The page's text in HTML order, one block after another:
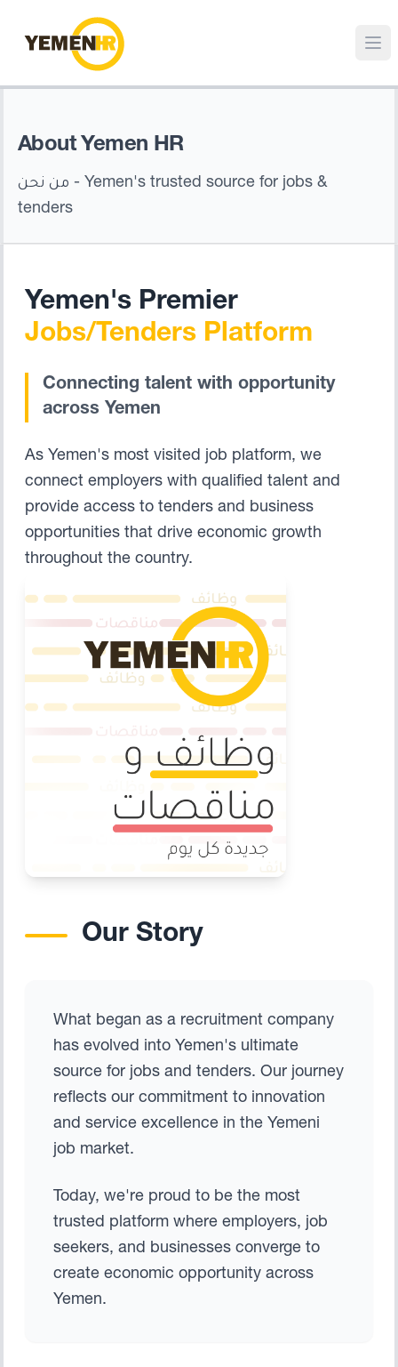
About Yemen HR
من نحن - Yemen's trusted source for jobs &
tenders
Yemen's Premier
Jobs/Tenders Platform
Connecting talent with opportunity
across Yemen
As Yemen's most visited job platform, we
connect employers with qualified talent and
provide access to tenders and business
opportunities that drive economic growth
throughout the country.
Our Story
What began as a recruitment company
has evolved into Yemen's ultimate
source for jobs and tenders. Our journey
reflects our commitment to innovation
and service excellence in the Yemeni
job market.
Today, we're proud to be the most
trusted platform where employers, job
seekers, and businesses converge to
create economic opportunity across
Yemen.